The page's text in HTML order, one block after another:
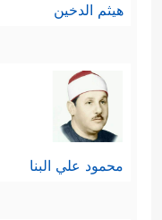
هيثم الدخين
محمود علي البنا